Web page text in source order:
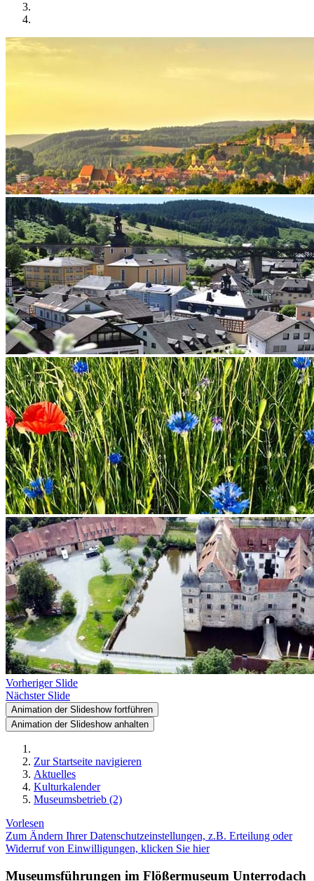
Vorheriger Slide
Nächster Slide
Animation der Slideshow fortführen
Animation der Slideshow anhalten
Zur Startseite navigieren
Aktuelles
Kulturkalender
Museumsbetrieb (2)
Vorlesen
Zum Ändern Ihrer Datenschutzeinstellungen, z.B. Erteilung oder
Widerruf von Einwilligungen, klicken Sie hier
Museumsführungen im Flößermuseum Unterrodach